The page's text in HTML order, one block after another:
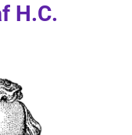
H.C.